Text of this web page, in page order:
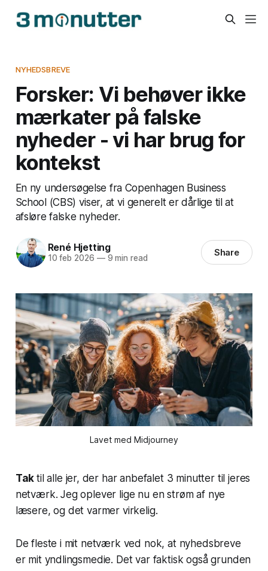
NYHEDSBREVE
Forsker: Vi behøver ikke
mærkater på falske
nyheder - vi har brug for
kontekst
En ny undersøgelse fra Copenhagen Business
School (CBS) viser, at vi generelt er dårlige til at
afsløre falske nyheder.
René Hjetting
10 feb 2026 —9 min read Share
Lavet med Midjourney
Taktil alle jer, der har anbefalet 3 minutter til jeres
netværk. Jeg oplever lige nu en strøm af nye
læsere, og det varmer virkelig.
De fleste i mit netværk ved nok, at nyhedsbreve
er mit yndlingsmedie. Det var faktisk også grunden